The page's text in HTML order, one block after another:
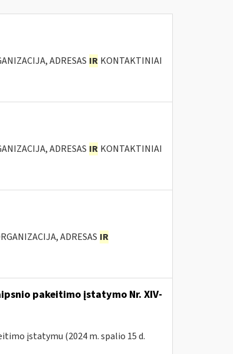
ADRESAS IR KONTAKTINIAI
ADRESAS IR KONTAKTINIAI
ADRESAS IR
pakeitimo įstatymo Nr. XIV-
įstatymu (2024 m. spalio 15 d.